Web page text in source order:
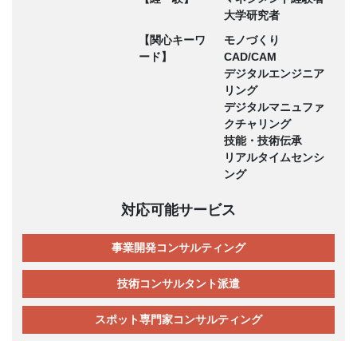
大学研究者
【関心キーワ
ード】
モノづくり
CAD/CAM
デジタルエンジニア
リング
デジタルマニュファ
クチャリング
技能・技術伝承
リアルタイムセンシ
ング
対応可能サービス
事業開発コンサルティング
技術コンサルタント派遣
スポット専門家コンサルティング